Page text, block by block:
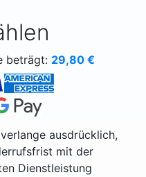
beträgt: 29,80 €
ausdrücklich,
mit der
Dienstleistung